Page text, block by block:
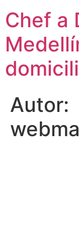
contenido
Chef a
Autor: